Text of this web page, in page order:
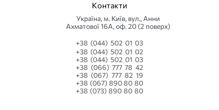
Контакти
Українa, м. Київ, вул., Анни
Ахматової 16А, оф. 20 (2 поверх)
+38 (044) 502 01 03
+38 (044) 502 01 02
+38 (044) 502 01 03
+38 (066) 777 78 42
+38 (067) 777 82 19
+38 (067) 890 80 80
+38 (073) 890 80 80